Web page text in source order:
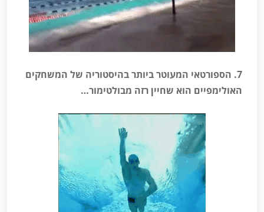
7. הספורטאי המעוטר ביותר בהיסטוריה של המשחקים
האולימפיים הוא שחיין רזה מבולטימור…